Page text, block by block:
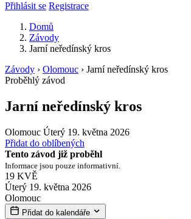
Přihlásit se Registrace
Domů
Závody
Jarní neředínský kros
Závody › Olomouc › Jarní neředínský kros
Proběhlý závod
Jarní neředínský kros
Olomouc Úterý 19. května 2026
Přidat do oblíbených
Tento závod již proběhl
Informace jsou pouze informativní.
19 KVĚ
Úterý 19. května 2026
Olomouc
Přidat do kalendáře